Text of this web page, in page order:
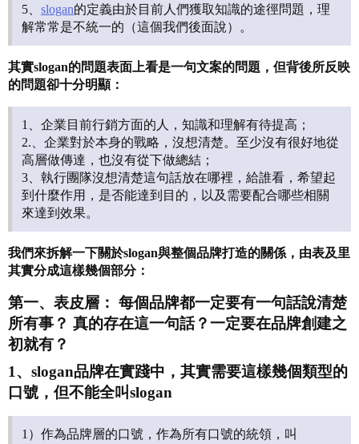
5、 slogan的定義由於目前人們獲取知識的途徑問題，理
解常常是不統一的（這個我們後面說）。
其實slogan的問題表面上看是一句文案的問題，但背後所反映
的問題卻十分明顯：
1、企業目前行銷方面的人，知識和理解有待提高；
2.、企業對於本身的戰略，沒想清楚。至少沒有很好地從
高層做傳達，也沒有從下做總結；
3、執行團隊沒想清楚這句話放在哪裡，給誰看，希望起
到什麼作用，是否能達到目的，以及需要配合哪些相關
來達到效果。
我們來拆解一下關於slogan與整個品牌打造的關係，由表及里
其實分成這樣幾個部分：
第一、表皮層： 每個品牌都一定要有一句話說清楚
所有事？ 真的存在這一句話？一定要在品牌創建之
初就有？
1、slogan品牌在實踐中，其實需要這樣幾個類型的
口號，但不能全叫slogan
1）作為品牌層的口號，作為所有口號的統領，叫